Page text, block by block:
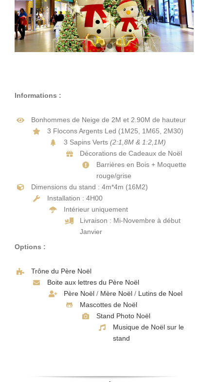
Informations :
Bonhommes de Neige de 2M et 2.90M de hauteur
3 Flocons Argents Led (1M25, 1M65, 2M30)
3 Sapins Verts (2:1,8M & 1:2,1M)
Décorations de Cadeaux de Noël
Barrières en Bois + Moquette
rouge/grise
Dimensions du stand : 4m*4m (16M2)
Installation : 4H00
Intérieur uniquement
Livraison : Mi-Novembre à début
Janvier
Options :
Trône du Père Noël
Boite aux lettres du Père Noël
Père Noël/Mère Noël/ Lutins de Noel
Mascottes de Noël
Stand Photo Noël
Musique de Noël sur le
stand